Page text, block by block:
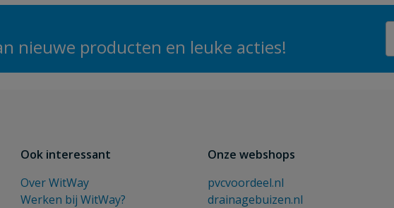
nieuwe producten en leuke acties!
Ook interessant
Over WitWay
Werken bij WitWay?
Onze webshops
pvcvoordeel.nl
drainagebuizen.nl